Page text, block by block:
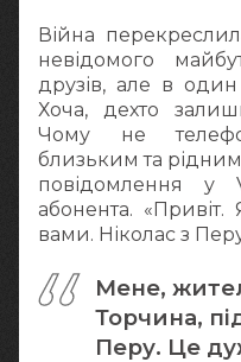
Війна
невідомого
друзів, але в
Хоча, дехто
Чому не
близьким та
повідомлення у
абонента.
вами. Ніколас з
Мене,
Торчина,
Перу. Це